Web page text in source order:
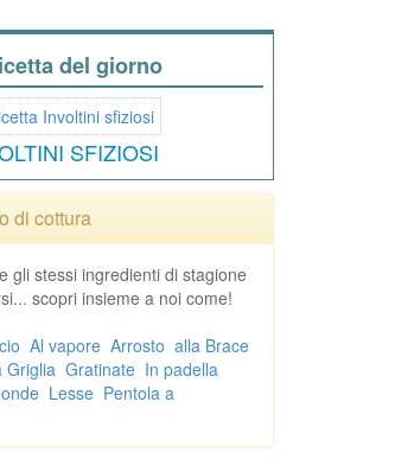
del giorno
SFIZIOSI
di cottura
gli stessi ingredienti di stagione
scopri insieme a noi come!
Al vapore Arrosto alla Brace
Griglia Gratinate In padella
Lesse Pentola a